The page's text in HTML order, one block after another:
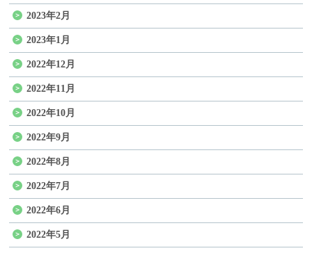
2023年2月
2023年1月
2022年12月
2022年11月
2022年10月
2022年9月
2022年8月
2022年7月
2022年6月
2022年5月